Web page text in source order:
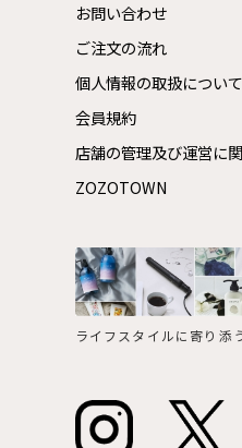
お問い合わせ
ご注文の流れ
個人情報の取扱について
会員規約
店舗の管理及び運営に
ZOZOTOWN
ライフスタイルに寄り添